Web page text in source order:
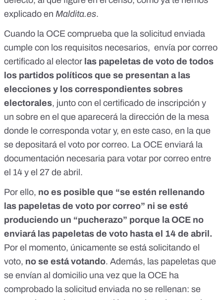
explicado en Maldita.es.
Cuando la OCE comprueba que la solicitud enviada
cumple con los requisitos necesarios, envía por correo
certificado al elector las papeletas de voto de todos
los partidos políticos que se presentan a las
elecciones y los correspondientes sobres
electorales, junto con el certificado de inscripción y
un sobre en el que aparecerá la dirección de la mesa
donde le corresponda votar y, en este caso, en la que
se depositará el voto por correo. La OCE enviará la
documentación necesaria para votar por correo entre
el 14 y el 27 de abril.
Por ello, no es posible que “se estén rellenando
las papeletas de voto por correo” ni se esté
produciendo un “pucherazo” porque la OCE no
enviará las papeletas de voto hasta el 14 de abril.
Por el momento, únicamente se está solicitando el
voto, no se está votando. Además, las papeletas que
se envían al domicilio una vez que la OCE ha
comprobado la solicitud enviada no se rellenan: se